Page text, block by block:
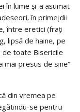
în lume și-a asumat
în primejdii
între eretici (frați
lipsă de haine, pe
de toate Bisericile
mai presus de sine”
din vremea pe
se pentru